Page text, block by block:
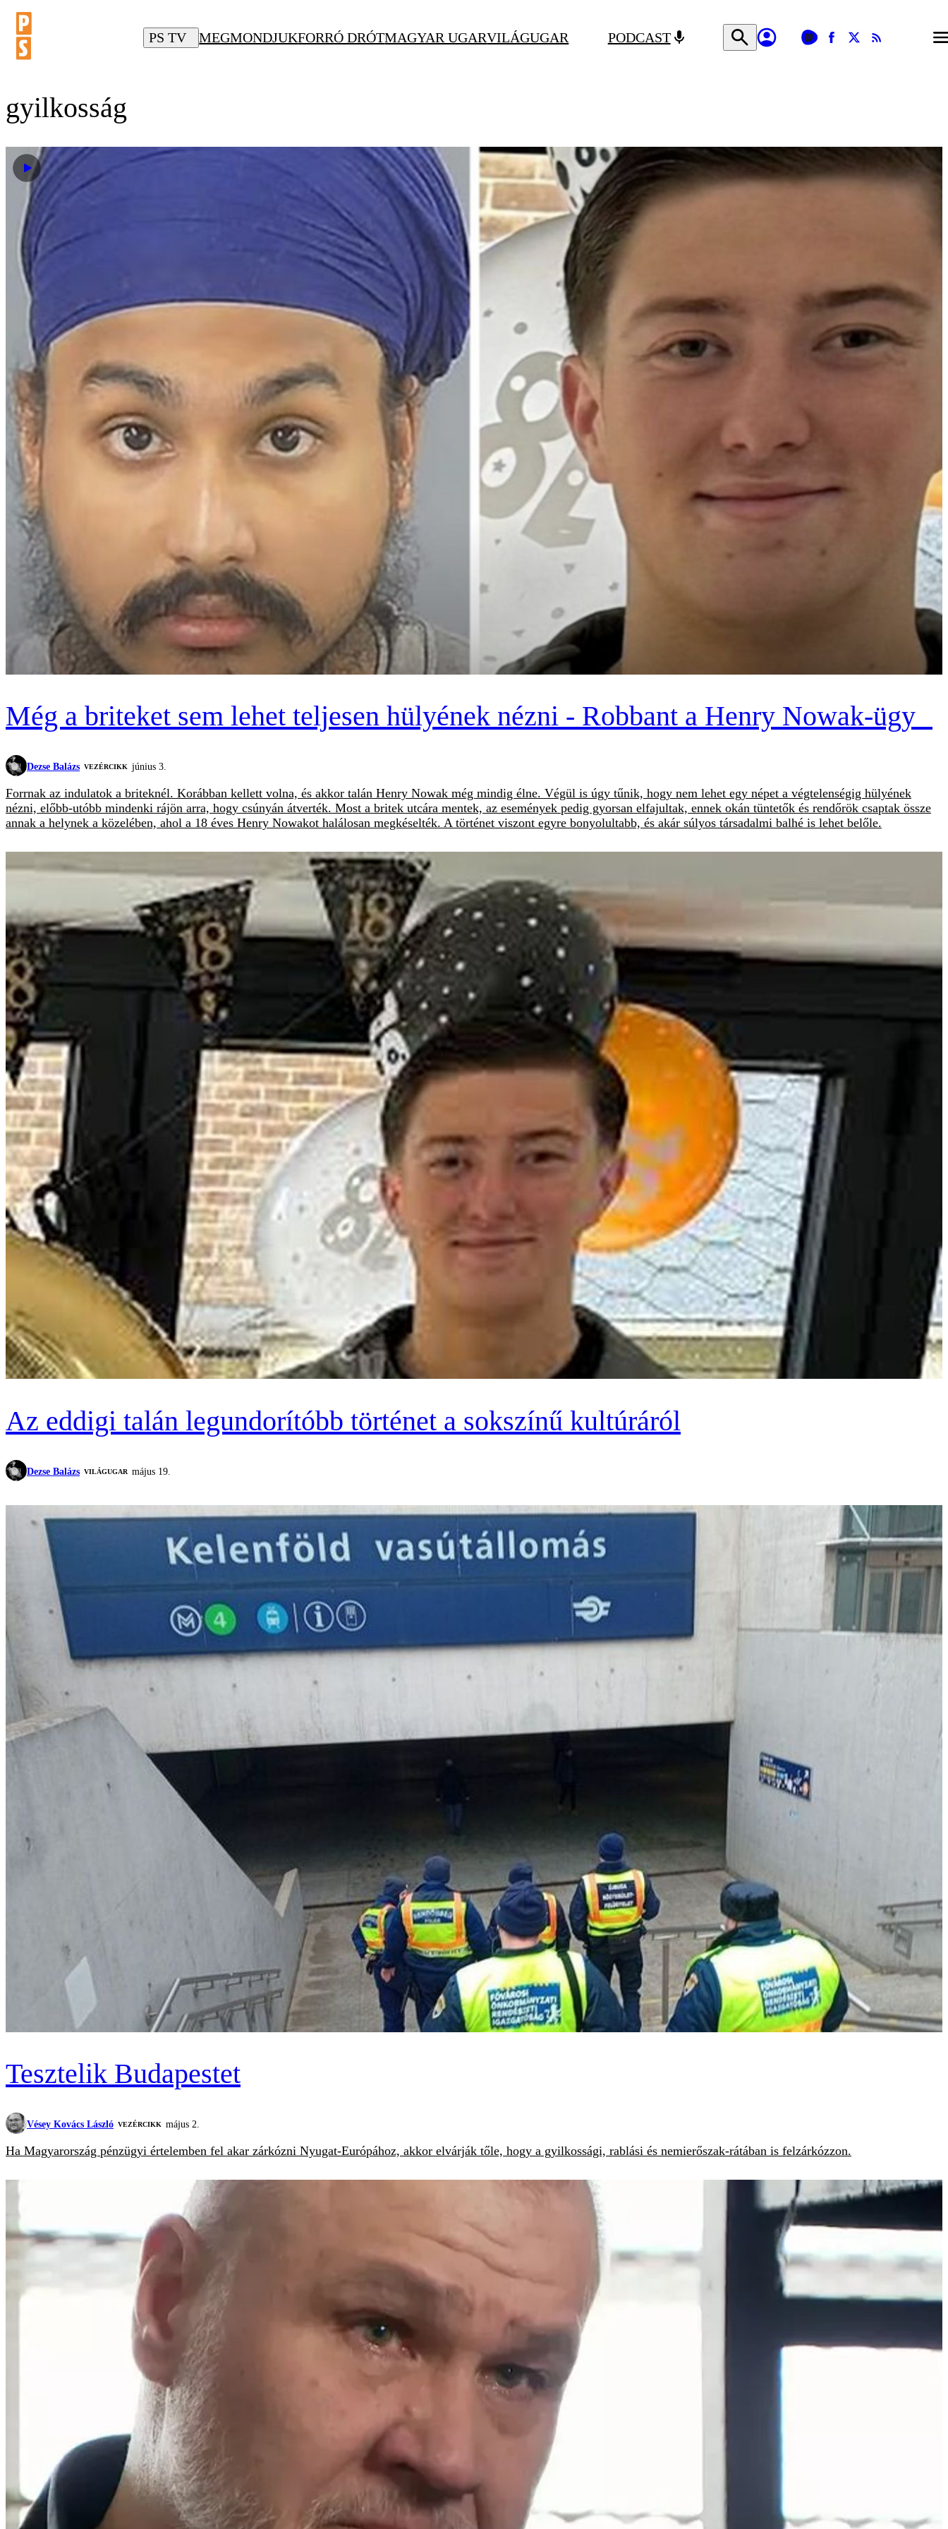
PS TV MEGMONDJUKFORRÓ DRÓTMAGYAR UGARVILÁGUGAR PODCAST
gyilkosság
Még a briteket sem lehet teljesen hülyének nézni - Robbant a Henry Nowak-ügy
Dezse Balázs VEZÉRCIKK június 3.
Forrnak az indulatok a briteknél. Korábban kellett volna, és akkor talán Henry Nowak még mindig élne. Végül is úgy tűnik, hogy nem lehet egy népet a végtelenségig hülyének
nézni, előbb-utóbb mindenki rájön arra, hogy csúnyán átverték. Most a britek utcára mentek, az események pedig gyorsan elfajultak, ennek okán tüntetők és rendőrök csaptak össze
annak a helynek a közelében, ahol a 18 éves Henry Nowakot halálosan megkéselték. A történet viszont egyre bonyolultabb, és akár súlyos társadalmi balhé is lehet belőle.
Az eddigi talán legundorítóbb történet a sokszínű kultúráról
Dezse Balázs VILÁGUGAR május 19.
Tesztelik Budapestet
Vésey Kovács László VEZÉRCIKK május 2.
Ha Magyarország pénzügyi értelemben fel akar zárkózni Nyugat-Európához, akkor elvárják tőle, hogy a gyilkossági, rablási és nemierőszak-rátában is felzárkózzon.